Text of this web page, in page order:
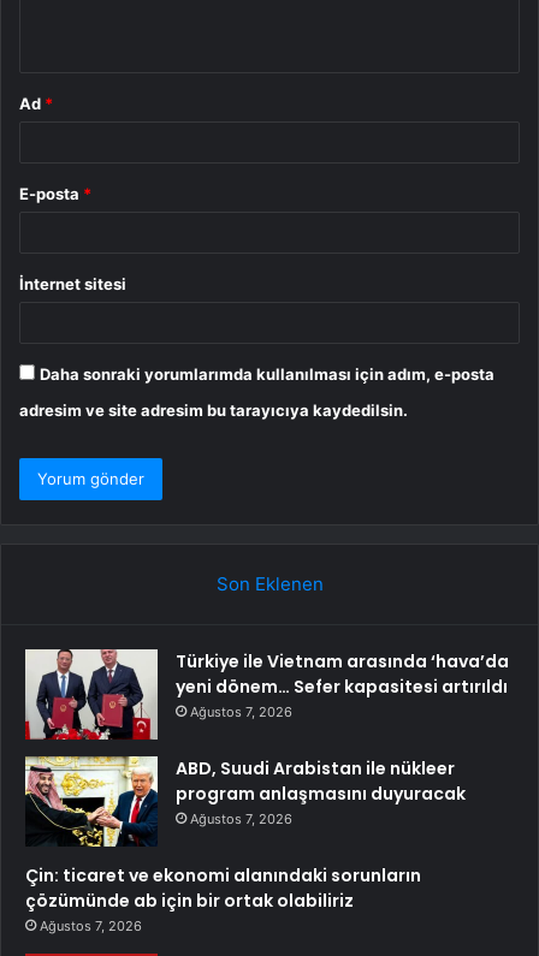
Ad *
E-posta *
İnternet sitesi
Daha sonraki yorumlarımda kullanılması için adım, e-posta
adresim ve site adresim bu tarayıcıya kaydedilsin.
Son Eklenen
Türkiye ile Vietnam arasında ‘hava’da
yeni dönem… Sefer kapasitesi artırıldı
Ağustos 7, 2026
ABD, Suudi Arabistan ile nükleer
program anlaşmasını duyuracak
Ağustos 7, 2026
Çin: ticaret ve ekonomi alanındaki sorunların
çözümünde ab için bir ortak olabiliriz
Ağustos 7, 2026